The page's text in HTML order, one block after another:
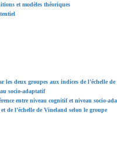
et modèles théoriques
les deux groupes aux indices de l’échelle
socio-adaptatif
entre niveau cognitif et niveau socio-
de l’échelle de Vineland selon le groupe